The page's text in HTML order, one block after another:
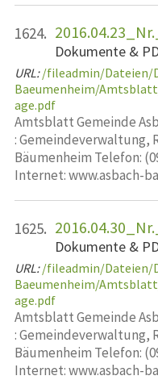
1624.
Dokumente &
URL: /fileadmin/Dateien/
Baeumenheim/
age.pdf
Amtsblatt Gemeinde
: Gemeindeverwaltung,
Bäumenheim Telefon:
Internet: www.asbach-
1625.
Dokumente &
URL: /fileadmin/Dateien/
Baeumenheim/
age.pdf
Amtsblatt Gemeinde
: Gemeindeverwaltung,
Bäumenheim Telefon:
Internet: www.asbach-